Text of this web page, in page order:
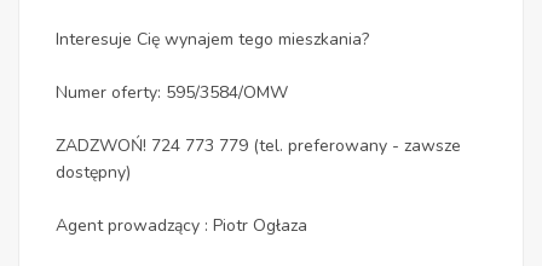
Interesuje Cię wynajem tego mieszkania?
Numer oferty: 595/3584/OMW
ZADZWOŃ! 724 773 779 (tel. preferowany - zawsze
dostępny)
Agent prowadzący : Piotr Ogłaza